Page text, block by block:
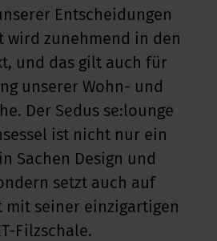
Akustik Entscheidungen
wird zunehmend in den
und das gilt auch für
unserer Wohn- und
Der Sedus se:lounge
ist nicht nur ein
Sachen Design und
setzt auch auf
mit seiner einzigartigen
Filzschale.